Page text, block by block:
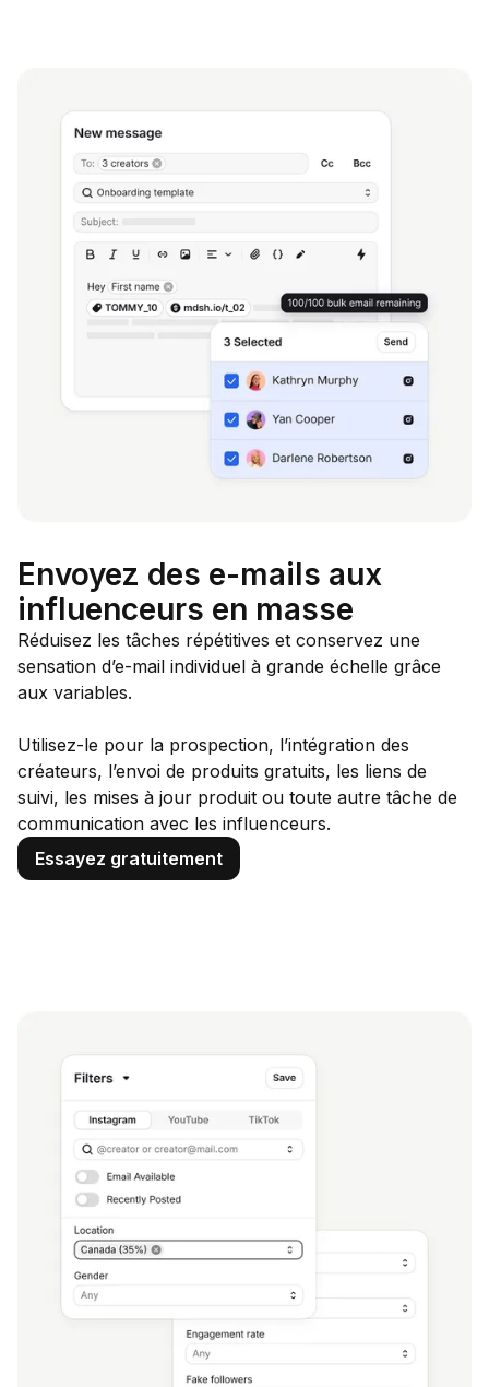
Envoyez des e-mails aux
influenceurs en masse
Réduisez les tâches répétitives et conservez une
sensation d’e-mail individuel à grande échelle grâce
aux variables.
Utilisez-le pour la prospection, l’intégration des
créateurs, l’envoi de produits gratuits, les liens de
suivi, les mises à jour produit ou toute autre tâche de
communication avec les influenceurs.
Essayez gratuitement